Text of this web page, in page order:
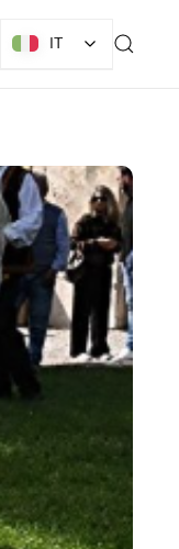
IT